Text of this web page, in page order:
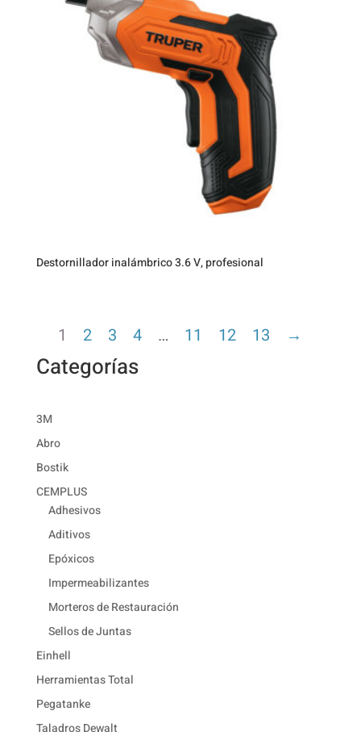
Destornillador inalámbrico 3.6 V, profesional
1 2 3 4 … 11 12 13 →
Categorías
3M
Abro
Bostik
CEMPLUS
Adhesivos
Aditivos
Epóxicos
Impermeabilizantes
Morteros de Restauración
Sellos de Juntas
Einhell
Herramientas Total
Pegatanke